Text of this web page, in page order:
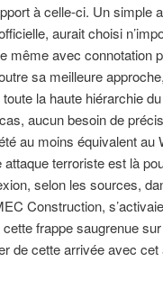
à celle-ci. Un simple
aurait choisi
même avec connotation
sa meilleure
la haute hiérarchie
aucun besoin de
au moins équivalent au
terroriste est là
selon les sources,
Construction,
frappe saugrenue
de cette arrivée avec cet